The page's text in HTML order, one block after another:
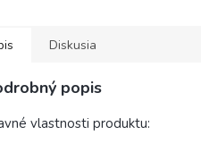
Diskusia
popis
vlastnosti produktu: